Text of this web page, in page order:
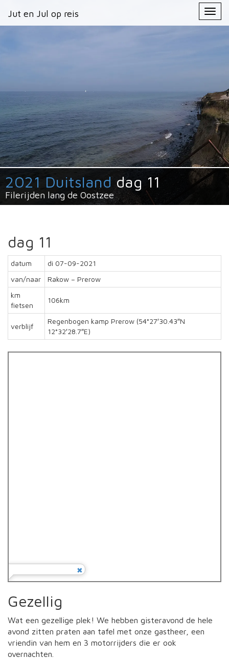
Jut en Jul op reis
Primary
Menu
Jut en Jul op reis
2021 Duitsland dag 11
Filerijden lang de Oostzee
dag 11
datum
di 07-09-2021
van/naar
Rakow – Prerow
km
fietsen
106km
verblijf
Regenbogen kamp Prerow (54°27′30.43″N
12°32′28.7″E)
Gezellig
Wat een gezellige plek! We hebben gisteravond de hele
avond zitten praten aan tafel met onze gastheer, een
vriendin van hem en 3 motorrijders die er ook
overnachten.